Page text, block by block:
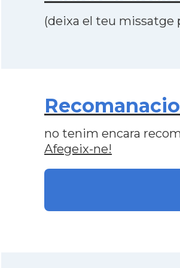
(deixa el teu missatge
no tenim encara
Afegeix-ne!